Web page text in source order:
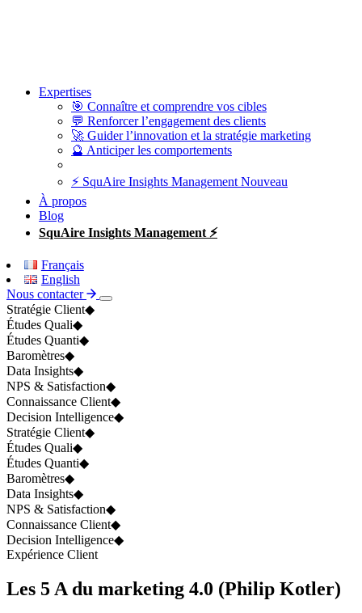
Expertises
🎯 Connaître et comprendre vos cibles
💬 Renforcer l’engagement des clients
🚀 Guider l’innovation et la stratégie marketing
🔮 Anticiper les comportements
⚡ SquAire Insights Management Nouveau
À propos
Blog
SquAire Insights Management ⚡
Français
English
Nous contacter
Stratégie Client◆
Études Quali◆
Études Quanti◆
Baromètres◆
Data Insights◆
NPS & Satisfaction◆
Connaissance Client◆
Decision Intelligence◆
Stratégie Client◆
Études Quali◆
Études Quanti◆
Baromètres◆
Data Insights◆
NPS & Satisfaction◆
Connaissance Client◆
Decision Intelligence◆
Expérience Client
Les 5 A du marketing 4.0 (Philip Kotler)